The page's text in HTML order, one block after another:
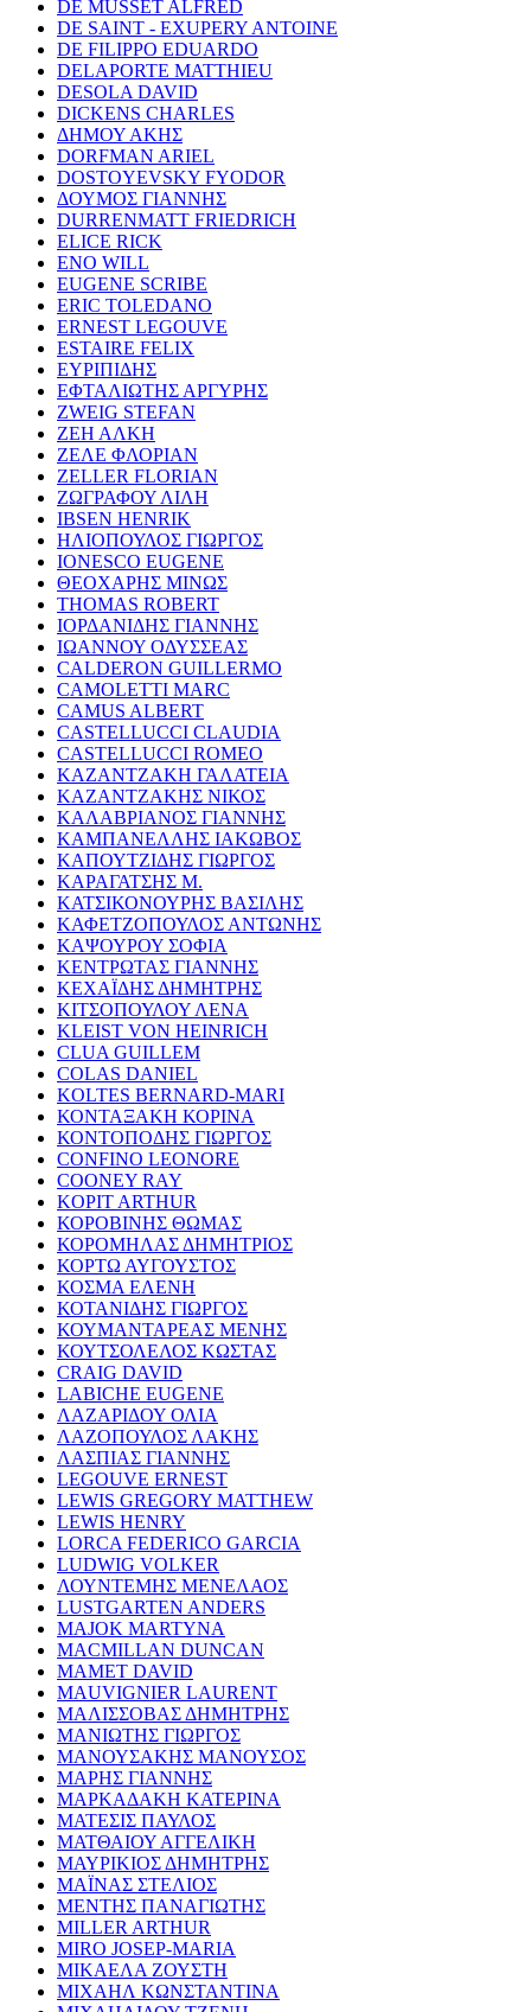
DE MUSSET ALFRED
DE SAINT - EXUPERY ANTOINE
DE FILIPPO EDUARDO
DELAPORTE MATTHIEU
DESOLA DAVID
DICKENS CHARLES
ΔΗΜΟΥ ΑΚΗΣ
DORFMAN ARIEL
DOSTOYEVSKY FYODOR
ΔΟΥΜΟΣ ΓΙΑΝΝΗΣ
DURRENMATT FRIEDRICH
ELICE RICK
ENO WILL
EUGENE SCRIBE
ERIC TOLEDANO
ERNEST LEGOUVE
ESTAIRE FELIX
ΕΥΡΙΠΙΔΗΣ
ΕΦΤΑΛΙΩΤΗΣ ΑΡΓΥΡΗΣ
ZWEIG STEFAN
ΖΕΗ ΑΛΚΗ
ΖΕΛΕ ΦΛΟΡΙΑΝ
ZELLER FLORIAN
ΖΩΓΡΑΦΟΥ ΛΙΛΗ
IBSEN HENRIK
ΗΛΙΟΠΟΥΛΟΣ ΓΙΩΡΓΟΣ
IONESCO EUGENE
ΘΕΟΧΑΡΗΣ ΜΙΝΩΣ
THOMAS ROBERT
ΙΟΡΔΑΝΙΔΗΣ ΓΙΑΝΝΗΣ
ΙΩΑΝΝΟΥ ΟΔΥΣΣΕΑΣ
CALDERON GUILLERMO
CAMOLETTI MARC
CAMUS ALBERT
CASTELLUCCI CLAUDIA
CASTELLUCCI ROMEO
ΚΑΖΑΝΤΖΑΚΗ ΓΑΛΑΤΕΙΑ
ΚΑΖΑΝΤΖΑΚΗΣ ΝΙΚΟΣ
ΚΑΛΑΒΡΙΑΝΟΣ ΓΙΑΝΝΗΣ
ΚΑΜΠΑΝΕΛΛΗΣ ΙΑΚΩΒΟΣ
ΚΑΠΟΥΤΖΙΔΗΣ ΓΙΩΡΓΟΣ
ΚΑΡΑΓΑΤΣΗΣ Μ.
ΚΑΤΣΙΚΟΝΟΥΡΗΣ ΒΑΣΙΛΗΣ
ΚΑΦΕΤΖΟΠΟΥΛΟΣ ΑΝΤΩΝΗΣ
ΚΑΨΟΥΡΟΥ ΣΟΦΙΑ
ΚΕΝΤΡΩΤΑΣ ΓΙΑΝΝΗΣ
ΚΕΧΑΪΔΗΣ ΔΗΜΗΤΡΗΣ
ΚΙΤΣΟΠΟΥΛΟΥ ΛΕΝΑ
KLEIST VON HEINRICH
CLUA GUILLEM
COLAS DANIEL
KOLTES BERNARD-MARI
ΚΟΝΤΑΞΑΚΗ ΚΟΡΙΝΑ
ΚΟΝΤΟΠΟΔΗΣ ΓΙΩΡΓΟΣ
CONFINO LEONORE
COONEY RAY
KOPIT ARTHUR
ΚΟΡΟΒΙΝΗΣ ΘΩΜΑΣ
ΚΟΡΟΜΗΛΑΣ ΔΗΜΗΤΡΙΟΣ
ΚΟΡΤΩ ΑΥΓΟΥΣΤΟΣ
ΚΟΣΜΑ ΕΛΕΝΗ
ΚΟΤΑΝΙΔΗΣ ΓΙΩΡΓΟΣ
ΚΟΥΜΑΝΤΑΡΕΑΣ ΜΕΝΗΣ
ΚΟΥΤΣΟΛΕΛΟΣ ΚΩΣΤΑΣ
CRAIG DAVID
LABICHE EUGENE
ΛΑΖΑΡΙΔΟΥ ΟΛΙΑ
ΛΑΖΟΠΟΥΛΟΣ ΛΑΚΗΣ
ΛΑΣΠΙΑΣ ΓΙΑΝΝΗΣ
LEGOUVE ERNEST
LEWIS GREGORY MATTHEW
LEWIS HENRY
LORCA FEDERICO GARCIA
LUDWIG VOLKER
ΛΟΥΝΤΕΜΗΣ ΜΕΝΕΛΑΟΣ
LUSTGARTEN ANDERS
MAJOK MARTYNA
MACMILLAN DUNCAN
MAMET DAVID
MAUVIGNIER LAURENT
ΜΑΛΙΣΣΟΒΑΣ ΔΗΜΗΤΡΗΣ
ΜΑΝΙΩΤΗΣ ΓΙΩΡΓΟΣ
ΜΑΝΟΥΣΑΚΗΣ ΜΑΝΟΥΣΟΣ
ΜΑΡΗΣ ΓΙΑΝΝΗΣ
ΜΑΡΚΑΔΑΚΗ ΚΑΤΕΡΙΝΑ
ΜΑΤΕΣΙΣ ΠΑΥΛΟΣ
ΜΑΤΘΑΙΟΥ ΑΓΓΕΛΙΚΗ
ΜΑΥΡΙΚΙΟΣ ΔΗΜΗΤΡΗΣ
ΜΑΪΝΑΣ ΣΤΕΛΙΟΣ
ΜΕΝΤΗΣ ΠΑΝΑΓΙΩΤΗΣ
MILLER ARTHUR
MIRO JOSEP-MARIA
ΜΙΚΑΕΛΑ ΖΟΥΣΤΗ
ΜΙΧΑΗΛ ΚΩΝΣΤΑΝΤΙΝΑ